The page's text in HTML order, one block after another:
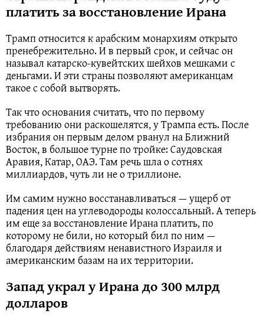
платить за восстановление Ирана
Трамп относится к арабским монархиям открыто
пренебрежительно. И в первый срок, и сейчас он
называл катарско-кувейтских шейхов мешками с
деньгами. И эти страны позволяют американцам
такое с собой вытворять.
Так что основания считать, что по первому
требованию они раскошелятся, у Трампа есть. После
избрания он первым делом рванул на Ближний
Восток, в большое турне по тройке: Саудовская
Аравия, Катар, ОАЭ. Там речь шла о сотнях
миллиардов, чуть ли не о триллионе.
Им самим нужно восстанавливаться — ущерб от
падения цен на углеводороды колоссальный. А теперь
им еще за восстановление Ирана платить, по
которому не били, но который бил по ним —
благодаря действиям ненавистного Израиля и
американским базам на их территории.
Запад украл у Ирана до 300 млрд
долларов